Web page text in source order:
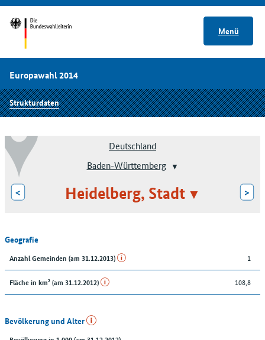
Menü
Europawahl 2014
Strukturdaten
Deutschland
Baden-Württemberg
< Heidelberg, Stadt >
Geografie
Anzahl Gemeinden (am 31.12.2013) 1
Fläche in km² (am 31.12.2012) 108,8
Bevölkerung und Alter